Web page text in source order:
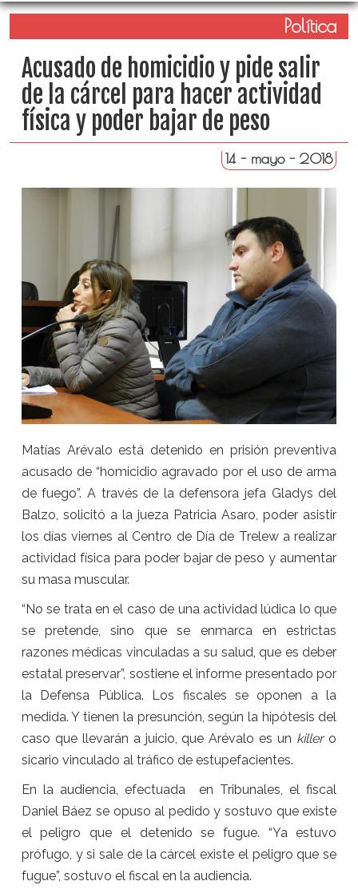
Política
Acusado de homicidio y pide salir
de la cárcel para hacer actividad
física y poder bajar de peso
14 - mayo - 2018
Matías Arévalo está detenido en prisión preventiva
acusado de “homicidio agravado por el uso de arma
de fuego”. A través de la defensora jefa Gladys del
Balzo, solicitó a la jueza Patricia Asaro, poder asistir
los días viernes al Centro de Día de Trelew a realizar
actividad física para poder bajar de peso y aumentar
su masa muscular.
“No se trata en el caso de una actividad lúdica lo que
se pretende, sino que se enmarca en estrictas
razones médicas vinculadas a su salud, que es deber
estatal preservar”, sostiene el informe presentado por
la Defensa Pública. Los fiscales se oponen a la
medida. Y tienen la presunción, según la hipótesis del
caso que llevarán a juicio, que Arévalo es un killero
sicario vinculado al tráfico de estupefacientes.
En la audiencia, efectuada en Tribunales, el fiscal
Daniel Báez se opuso al pedido y sostuvo que existe
el peligro que el detenido se fugue. “Ya estuvo
prófugo, y si sale de la cárcel existe el peligro que se
fugue”, sostuvo el fiscal en la audiencia.